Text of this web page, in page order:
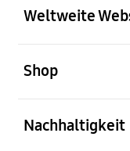
Weltweite
Shop
Nachhaltigkeit